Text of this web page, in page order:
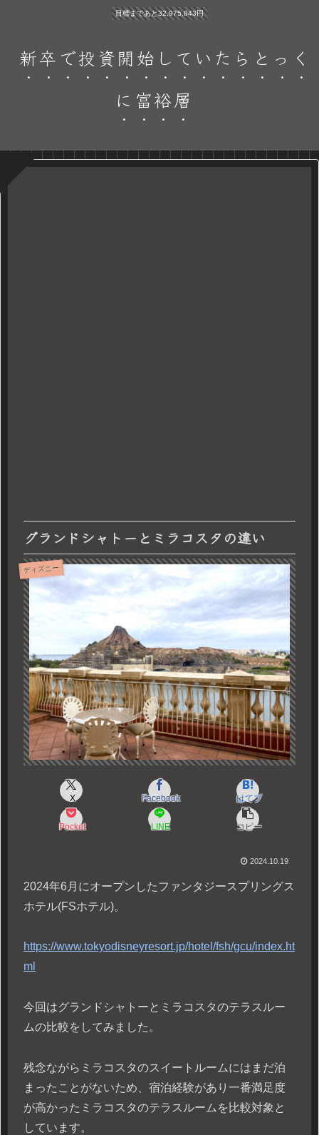
目標まであと32,975,843円
新卒で投資開始していたらとっく
に富裕層
グランドシャトーとミラコスタの違い
ディズニー
X Facebook はてブ
Pocket LINE コピー
2024.10.19
2024年6月にオープンしたファンタジースプリングス
ホテル(FSホテル)。
https://www.tokyodisneyresort.jp/hotel/fsh/gcu/index.ht
ml
今回はグランドシャトーとミラコスタのテラスルー
ムの比較をしてみました。
残念ながらミラコスタのスイートルームにはまだ泊
まったことがないため、宿泊経験があり一番満足度
が高かったミラコスタのテラスルームを比較対象と
しています。